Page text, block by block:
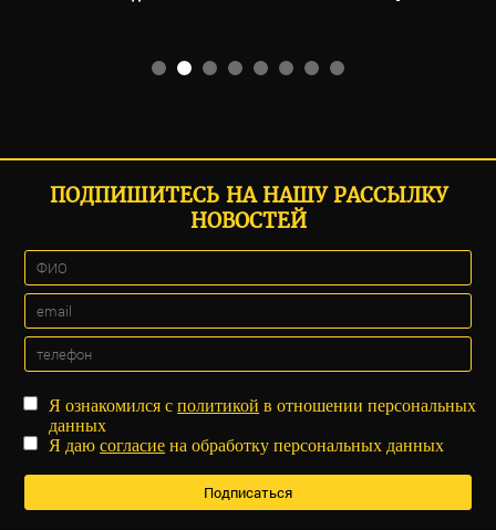
ПОДПИШИТЕСЬ НА НАШУ РАССЫЛКУ
НОВОСТЕЙ
Я ознакомился сполитикой в отношении персональных
данных
Я даюсогласие на обработку персональных данных